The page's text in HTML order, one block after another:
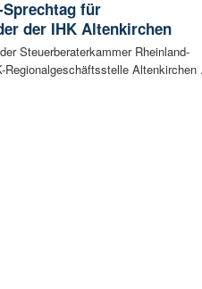
für
der IHK Altenkirchen
Steuerberaterkammer Rheinland-
Regionalgeschäftsstelle Altenkirchen